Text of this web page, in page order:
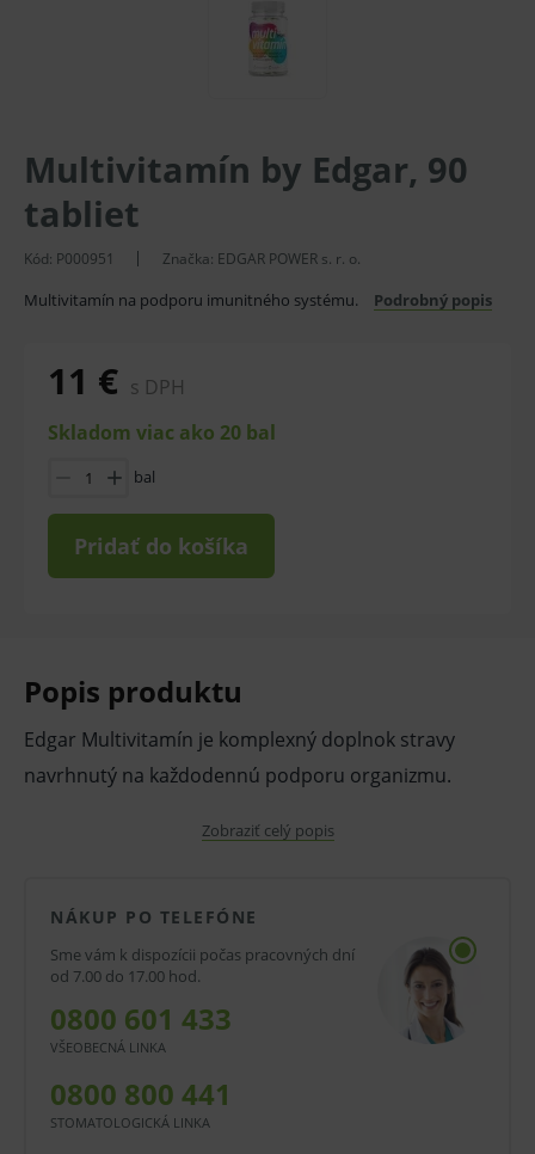
Multivitamín by Edgar, 90
tabliet
Kód: P000951 Značka: EDGAR POWER s. r. o.
Multivitamín na podporu imunitného systému. Podrobný popis
11 € s DPH
Skladom viac ako 20 bal
bal
Pridať do košíka
Popis produktu
Edgar Multivitamín je komplexný doplnok stravy
navrhnutý na každodennú podporu organizmu.
prispievajú k normálnej funkcii imunitného
systému, zníženiu únavy a vyčerpania a
celkovej vitalite.
Vďaka premyslenému zloženiu pomáha
doplniť živiny, ktoré môžu v bežnom
jedálničku chýbať, a je tak vhodný pre
Zobraziť celý popis
NÁKUP PO TELEFÓNE
Sme vám k dispozícii počas pracovných dní
od 7.00 do 17.00 hod.
0800 601 433
VŠEOBECNÁ LINKA
0800 800 441
STOMATOLOGICKÁ LINKA